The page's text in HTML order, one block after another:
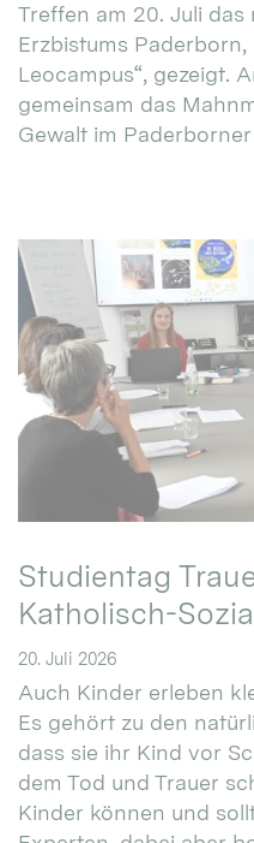
Treffen am 20. Juli das
Erzbistums
Leocampus“, gezeigt.
gemeinsam das
Gewalt im
Studientag
Katholisch-
20. Juli 2026
Auch Kinder erleben
Es gehört zu den
dass sie ihr Kind vor
dem Tod und Trauer
Kinder können und